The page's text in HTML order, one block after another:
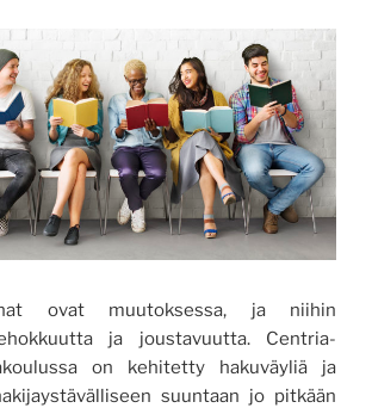
ovat muutoksessa, ja niihin
ja joustavuutta. Centria-
on kehitetty hakuväyliä ja
suuntaan jo pitkään